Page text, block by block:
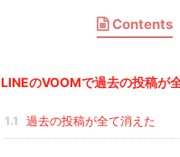
Contents
LINEのVOOMで過去の投稿が
1.1 過去の投稿が全て消えた